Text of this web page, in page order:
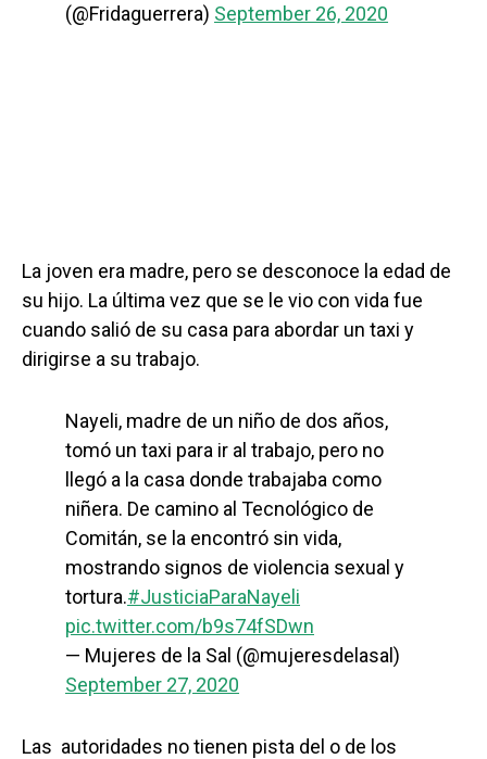
(@Fridaguerrera) September 26, 2020
La joven era madre, pero se desconoce la edad de
su hijo. La última vez que se le vio con vida fue
cuando salió de su casa para abordar un taxi y
dirigirse a su trabajo.
Nayeli, madre de un niño de dos años,
tomó un taxi para ir al trabajo, pero no
llegó a la casa donde trabajaba como
niñera. De camino al Tecnológico de
Comitán, se la encontró sin vida,
mostrando signos de violencia sexual y
tortura.#JusticiaParaNayeli
pic.twitter.com/b9s74fSDwn
— Mujeres de la Sal (@mujeresdelasal)
September 27, 2020
Las autoridades no tienen pista del o de los